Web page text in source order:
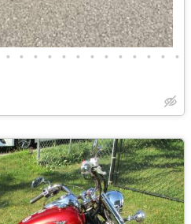
• • • • • • • • • • • • •